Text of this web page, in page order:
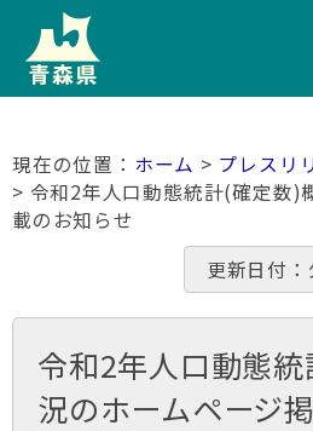
ホーム > プレスリ
> 令和2年人口動態統計(確定数)
載のお知らせ
更新日付
令和2年人口動態
況のホームページ